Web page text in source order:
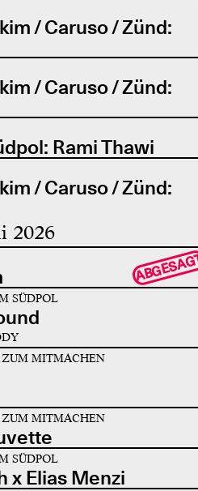
/ Caruso / Zünd:
/ Caruso / Zünd:
Rami Thawi
/ Caruso / Zünd:
2026
SÜDPOL
MITMACHEN
MITMACHEN
SÜDPOL
x Elias Menzi